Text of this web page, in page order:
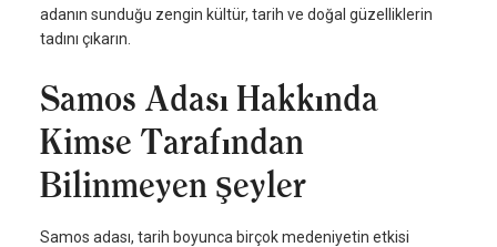
adanın sunduğu zengin kültür, tarih ve doğal güzelliklerin
tadını çıkarın.
Samos Adası Hakkında
Kimse Tarafından
Bilinmeyen Şeyler
Samos adası, tarih boyunca birçok medeniyetin etkisi